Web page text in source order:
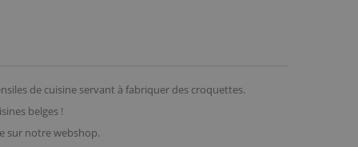
de cuisine servant à fabriquer des croquettes.
belges !
sur notre webshop.